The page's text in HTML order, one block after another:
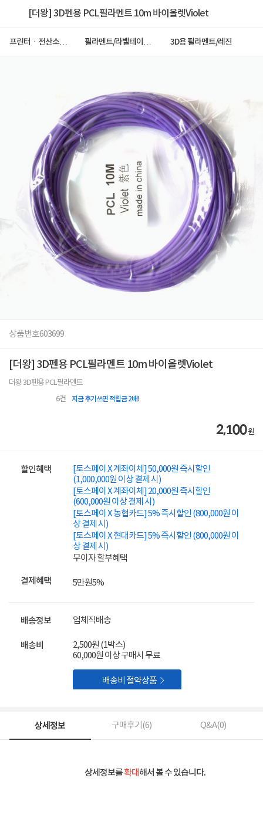
[더왕] 3D펜용 PCL필라멘트 10m 바이올렛Violet
프린터ㆍ전산소모
필라멘트/라벨테이프/
3D용 필라멘트/레진
상품번호603699
[더왕] 3D펜용 PCL필라멘트 10m 바이올렛Violet
더왕 3D펜용 PCL필라멘트
6건 지금 후기쓰면 적립금 2배!
2,100원
할인혜택
[토스페이 X 계좌이체] 50,000원 즉시할인
(1,000,000원 이상 결제 시)
[토스페이 X 계좌이체] 20,000원 즉시할인
(600,000원 이상 결제 시)
[토스페이 X 농협카드] 5% 즉시할인 (800,000원 이
상 결제 시)
[토스페이 X 현대카드] 5% 즉시할인 (800,000원 이
상 결제 시)
무이자 할부혜택
결제혜택 5만원5%
배송정보 업체직배송
배송비
2,500원 (1박스)
60,000원 이상 구매시 무료
배송비 절약상품 
상세정보 구매후기(6) Q&A(0)
상세정보를확대해서 볼 수 있습니다.